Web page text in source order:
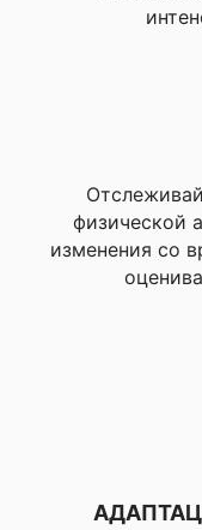
физической
изменения со